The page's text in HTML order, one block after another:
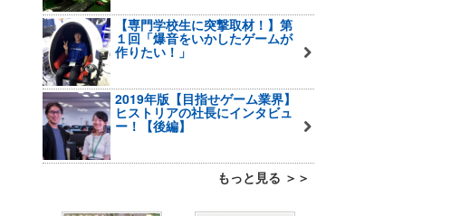
【専門学校生に突撃取材！】第
１回「爆音をいかしたゲームが
作りたい！」
2019年版【目指せゲーム業界】
ヒストリアの社長にインタビュ
ー！【後編】
もっと見る ＞＞